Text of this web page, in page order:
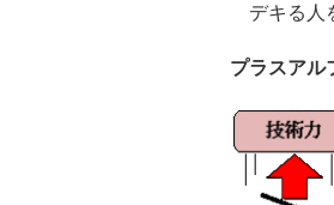
デキる人
プラスアル